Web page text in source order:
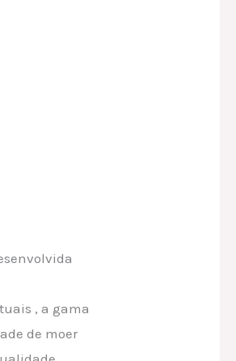
, a gama
de moer